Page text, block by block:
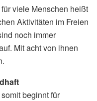
viele Menschen heißt
Aktivitäten im Freien
noch immer
Mit acht von ihnen
beginnt für